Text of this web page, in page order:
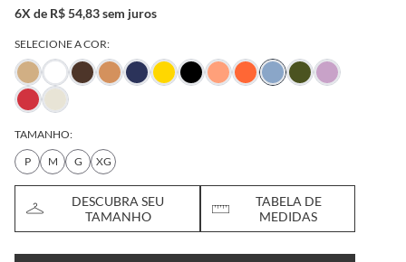
6X de R$ 54,83 sem juros
SELECIONE A COR:
TAMANHO:
P
M G XG
DESCUBRA SEU
TAMANHO
TABELA DE
MEDIDAS